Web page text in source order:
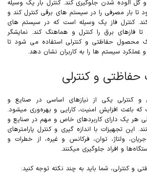
و گل آلوده شدن جلوگیری کند. کنترل بار یک وسیله
بار مصرفی را در سیستم های برقی کنترل کند و
کند. کنترل فاز یک وسیله است که در سیستم های
فازهای برق را کنترل و هماهنگ کند. نمایشگر
یک محصول حفاظتی و کنترلی استفاده می شود تا
عملکرد سیستم ها را به کاربران نشان دهد.
و کنترلی
و کنترلی یکی از نیازهای اساسی در صنایع و
باعث افزایش امنیت، کارایی و بهره‌وری میشود.
هر یک دارای کاربردهای خاص و مهم در صنایع و
این تجهیزات با اندازه گیری و کنترل پارامترهای
ولتاژ، توان، فرکانس و غیره، از خطرات و
و افراد جلوگیری میکنند.
و کنترلی، شما باید به چند نکته توجه کنید: